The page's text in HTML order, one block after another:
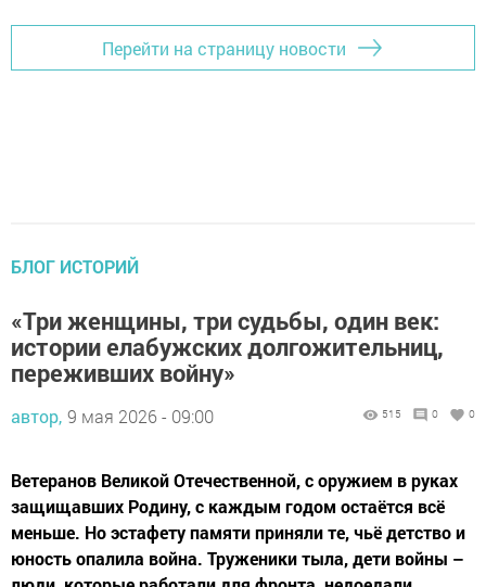
Перейти на страницу новости
БЛОГ ИСТОРИЙ
«Три женщины, три судьбы, один век:
истории елабужских долгожительниц,
переживших войну»
автор, 9 мая 2026 - 09:00 515 0 0
Ветеранов Великой Отечественной, с оружием в руках
защищавших Родину, с каждым годом остаётся всё
меньше. Но эстафету памяти приняли те, чьё детство и
юность опалила война. Труженики тыла, дети войны –